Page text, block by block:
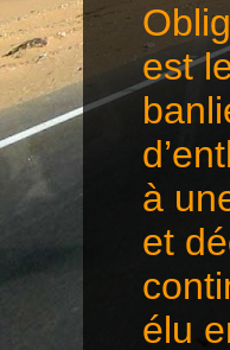
est
à
et
élu